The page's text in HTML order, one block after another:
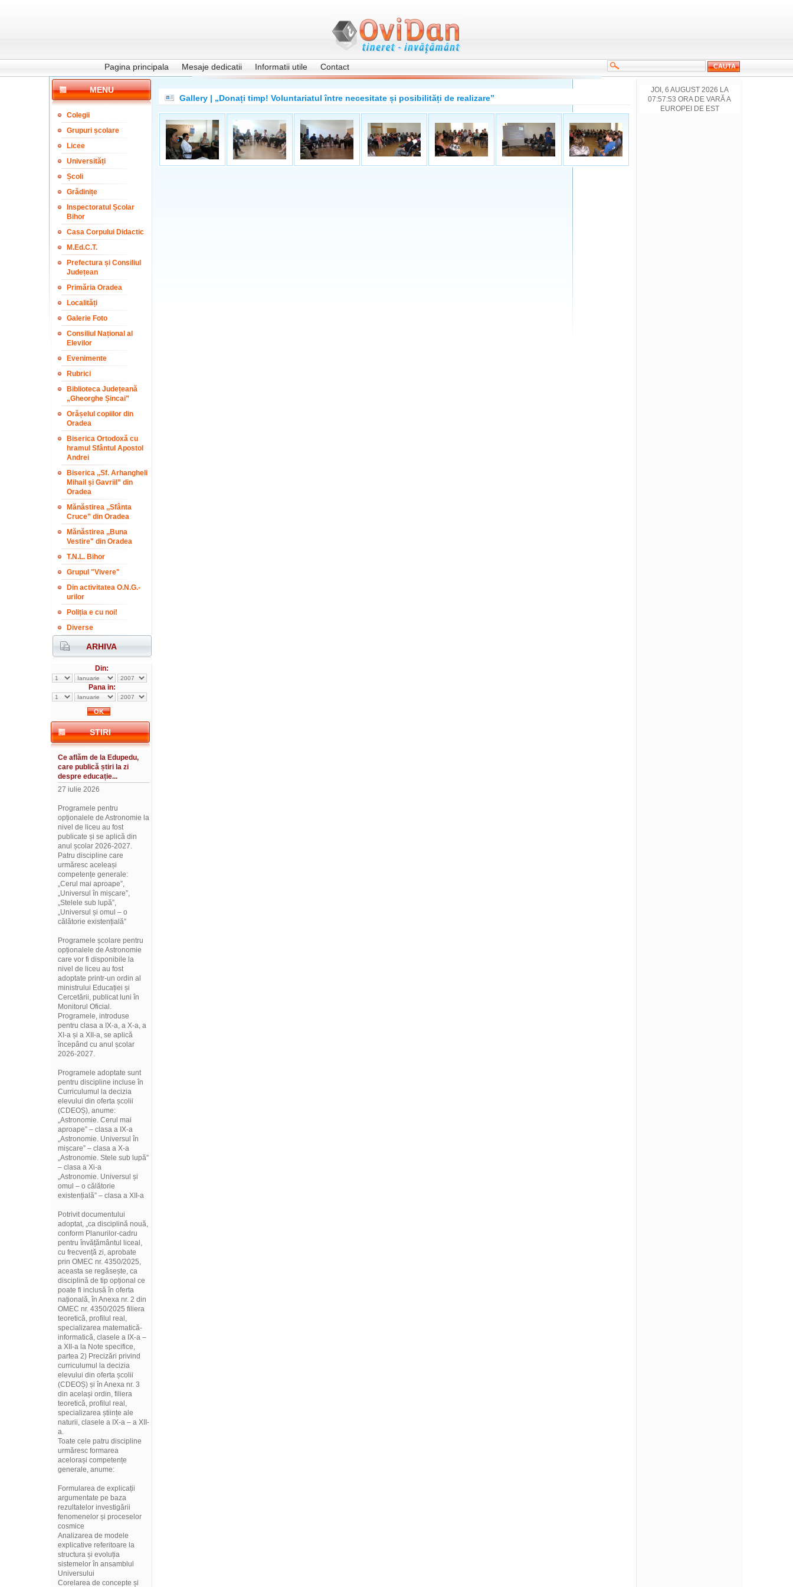
Pagina principala Mesaje dedicatii Informatii utile Contact
MENU
Colegii
Grupuri școlare
Licee
Universități
Școli
Grădinițe
Inspectoratul Școlar
Bihor
Casa Corpului Didactic
M.Ed.C.T.
Prefectura și Consiliul
Județean
Primăria Oradea
Localități
Galerie Foto
Consiliul Național al
Elevilor
Evenimente
Rubrici
Biblioteca Județeană
„Gheorghe Șincai”
Orășelul copiilor din
Oradea
Biserica Ortodoxă cu
hramul Sfântul Apostol
Andrei
Biserica ,,Sf. Arhangheli
Mihail și Gavriil” din
Oradea
Mănăstirea ,,Sfânta
Cruce” din Oradea
Mănăstirea ,,Buna
Vestire" din Oradea
T.N.L. Bihor
Grupul "Vivere"
Din activitatea O.N.G.-
urilor
Poliția e cu noi!
Diverse
ARHIVA
Din:
Pana in:
STIRI
Ce aflăm de la Edupedu,
care publică știri la zi
despre educație...
27 iulie 2026
Programele pentru
opționalele de Astronomie la
nivel de liceu au fost
publicate și se aplică din
anul școlar 2026-2027.
Patru discipline care
urmăresc aceleași
competențe generale:
„Cerul mai aproape”,
„Universul în mișcare”,
„Stelele sub lupă”,
„Universul și omul – o
călătorie existențială”
Programele școlare pentru
opționalele de Astronomie
care vor fi disponibile la
nivel de liceu au fost
adoptate printr-un ordin al
ministrului Educației și
Cercetării, publicat luni în
Monitorul Oficial.
Programele, introduse
pentru clasa a IX-a, a X-a, a
XI-a și a XII-a, se aplică
începând cu anul școlar
2026-2027.
Programele adoptate sunt
pentru discipline incluse în
Curriculumul la decizia
elevului din oferta școlii
(CDEOȘ), anume:
„Astronomie. Cerul mai
aproape” – clasa a IX-a
„Astronomie. Universul în
mișcare” – clasa a X-a
„Astronomie. Stele sub lupă”
– clasa a Xi-a
„Astronomie. Universul și
omul – o călătorie
existențială” – clasa a XII-a
Potrivit documentului
adoptat, „ca disciplină nouă,
conform Planurilor-cadru
pentru învățământul liceal,
cu frecvență zi, aprobate
prin OMEC nr. 4350/2025,
aceasta se regăsește, ca
disciplină de tip opțional ce
poate fi inclusă în oferta
națională, în Anexa nr. 2 din
OMEC nr. 4350/2025 filiera
teoretică, profilul real,
specializarea matematică-
informatică, clasele a IX-a –
a XII-a la Note specifice,
partea 2) Precizări privind
curriculumul la decizia
elevului din oferta școlii
(CDEOȘ) și în Anexa nr. 3
din același ordin, filiera
teoretică, profilul real,
specializarea științe ale
naturii, clasele a IX-a – a XII-
a.
Toate cele patru discipline
urmăresc formarea
acelorași competențe
generale, anume:
Formularea de explicații
argumentate pe baza
rezultatelor investigării
fenomenelor și proceselor
cosmice
Analizarea de modele
explicative referitoare la
structura și evoluția
sistemelor în ansamblul
Universului
Corelarea de concepte și
Gallery | „Donați timp! Voluntariatul între necesitate și posibilități de realizare”
JOI, 6 AUGUST 2026 LA
07:57:53 ORA DE VARĂ A
EUROPEI DE EST